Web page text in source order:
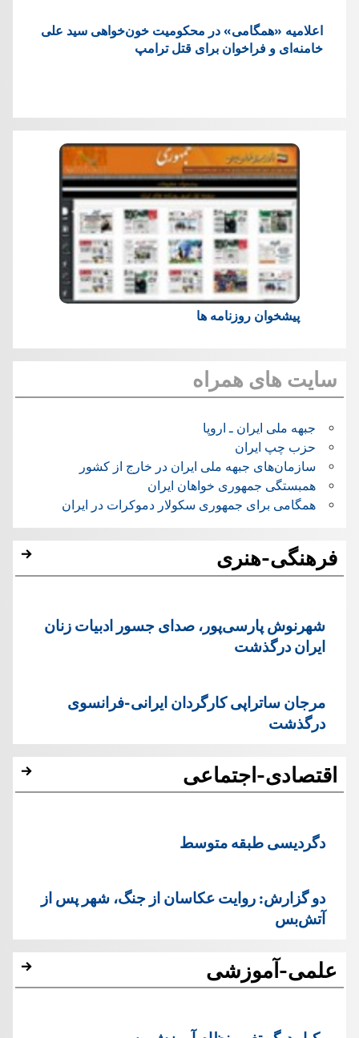
اعلامیه «همگامی» در محکومیت خون‌خواهی سید علی
خامنه‌ای و فراخوان برای قتل ترامپ
پیشخوان روزنامه ها
سایت های همراه
جبهه ملی ایران ـ اروپا
حزب چپ ایران
سازمان‌های جبهه ملی ایران در خارج از کشور
همبستگی جمهوری خواهان ایران
همگامی برای جمهوری سکولار دموکرات در ایران
فرهنگی-هنری
شهرنوش پارسی‌پور، صدای جسور ادبیات زنان
ایران درگذشت
مرجان ساتراپی کارگردان ایرانی-فرانسوی
درگذشت
اقتصادی-اجتماعی
دگردیسی طبقه متوسط
دو گزارش: روایت عکاسان از جنگ، شهر پس از
آتش‌بس
علمی-آموزشی